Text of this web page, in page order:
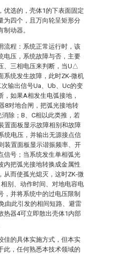
优选的，壳体1的下表面固定
为四个，且万向轮呈矩形分
动器。
流程：系统正常运行时，该
电压，系统故障与否，主要
、三相电压来判断，当U△
系统发生故障，此时ZK-微机
输出信号Ua、Ub、Uc的变
如果A相发生电弧接地，
8对地合闸，把弧光接地转
除；B、C相以此类推，若
置面板显示故障相别和故障
统电压，并输出无源接点信
装置面板显示谐振频率、开
信号；当系统发生单相弧光
内把弧光接地转换成金属性
从而使孤光熄灭，这时ZK-微
别、动作时间、对地电容电
，并将系统中的过电压限制
由此引发的相间短路、避雷
热器4可立即散出壳体1内部
佳的具体实施方式，但本实
此，任何熟悉本技术领域的